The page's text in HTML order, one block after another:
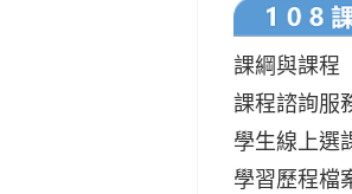
課綱與課程
課程諮詢服
學生線上選
學習歷程檔